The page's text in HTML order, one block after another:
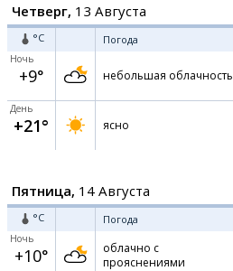
Четверг, 13 Августа
°C Погода
Ночь
+9° небольшая облачность
День
+21° ясно
Пятница, 14 Августа
°C Погода
Ночь
+10°
облачно с
прояснениями